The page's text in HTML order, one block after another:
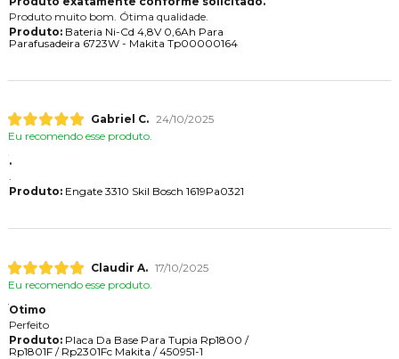
Produto muito bom. Ótima qualidade.
Produto:Bateria Ni-Cd 4,8V 0,6Ah Para
Parafusadeira 6723W - Makita Tp00000164
Gabriel C. 24/10/2025
Eu recomendo esse produto.
.
.
Produto:Engate 3310 Skil Bosch 1619Pa0321
Claudir A. 17/10/2025
Eu recomendo esse produto.
Otimo
Perfeito
Produto:Placa Da Base Para Tupia Rp1800 /
Rp1801F / Rp2301Fc Makita / 450951-1